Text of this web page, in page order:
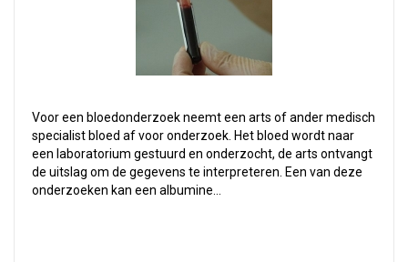
Voor een bloedonderzoek neemt een arts of ander medisch
specialist bloed af voor onderzoek. Het bloed wordt naar
een laboratorium gestuurd en onderzocht, de arts ontvangt
de uitslag om de gegevens te interpreteren. Een van deze
onderzoeken kan een albumine…